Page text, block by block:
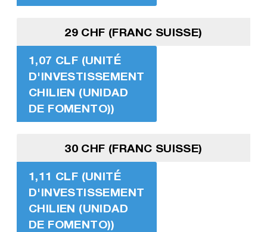
29 CHF (FRANC SUISSE)
1,07 CLF (UNITÉ
D'INVESTISSEMENT
CHILIEN (UNIDAD
DE FOMENTO))
30 CHF (FRANC SUISSE)
1,11 CLF (UNITÉ
D'INVESTISSEMENT
CHILIEN (UNIDAD
DE FOMENTO))